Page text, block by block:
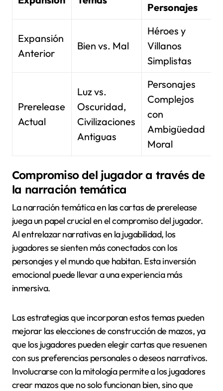
Personajes
Expansión
Anterior
Bien vs. Mal
Héroes y
Villanos
Simplistas
Prerelease
Actual
Luz vs.
Oscuridad,
Civilizaciones
Antiguas
Personajes
Complejos
con
Ambigüedad
Moral
Compromiso del jugador a través de
la narración temática
La narración temática en las cartas de prerelease
juega un papel crucial en el compromiso del jugador.
Al entrelazar narrativas en la jugabilidad, los
jugadores se sienten más conectados con los
personajes y el mundo que habitan. Esta inversión
emocional puede llevar a una experiencia más
inmersiva.
Las estrategias que incorporan estos temas pueden
mejorar las elecciones de construcción de mazos, ya
que los jugadores pueden elegir cartas que resuenen
con sus preferencias personales o deseos narrativos.
Involucrarse con la mitología permite a los jugadores
crear mazos que no solo funcionan bien, sino que